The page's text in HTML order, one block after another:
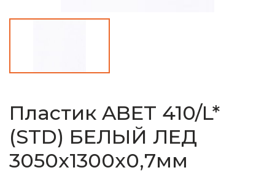
Пластик ABET 410/L*
(STD) БЕЛЫЙ ЛЕД
3050х1300х0,7мм